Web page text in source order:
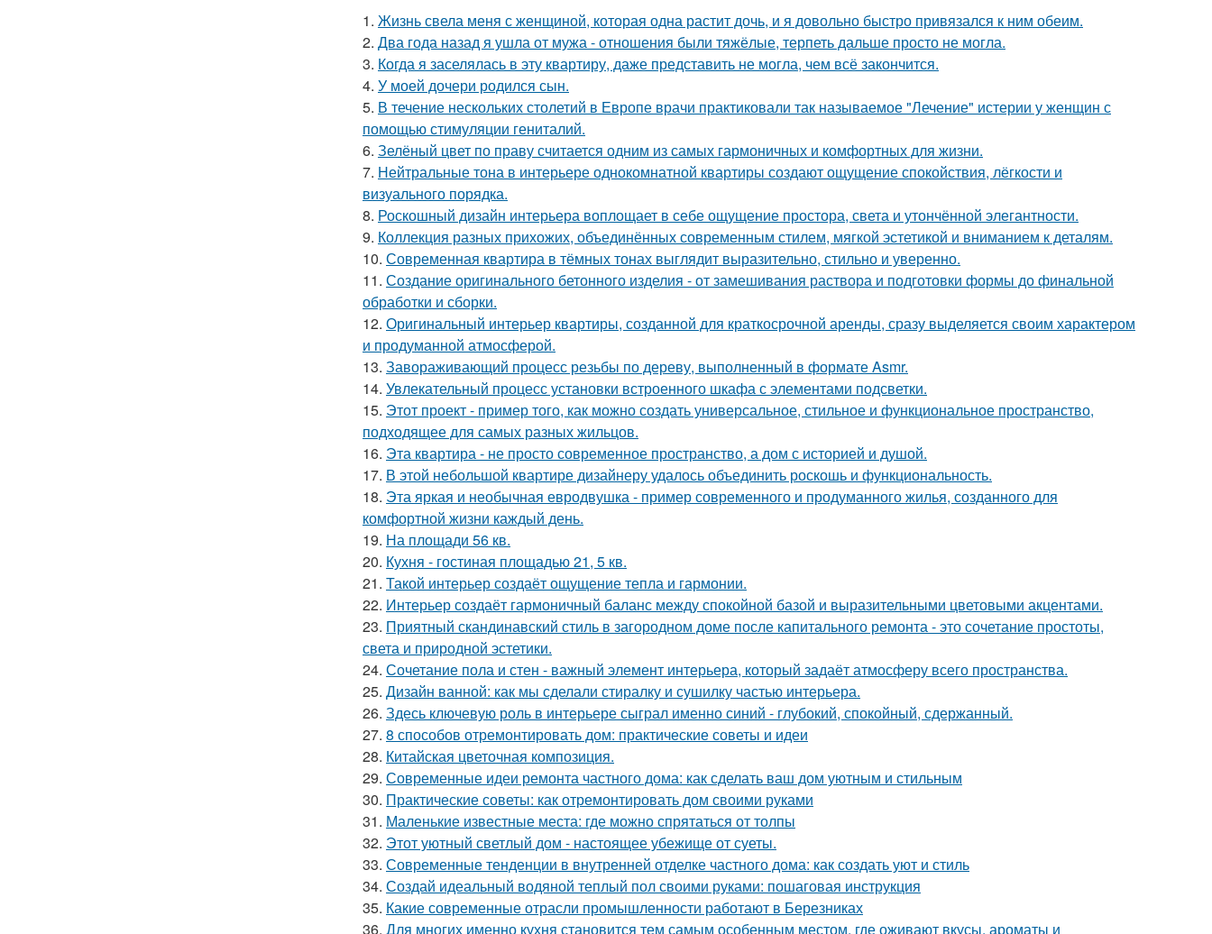
1. Жизнь свела меня с женщиной, которая одна растит дочь, и я довольно быстро привязался к ним обеим.
2. Два года назад я ушла от мужа - отношения были тяжёлые, терпеть дальше просто не могла.
3. Когда я заселялась в эту квартиру, даже представить не могла, чем всё закончится.
4. У моей дочери родился сын.
5. В течение нескольких столетий в Европе врачи практиковали так называемое "Лечение" истерии у женщин с
помощью стимуляции гениталий.
6. Зелёный цвет по праву считается одним из самых гармоничных и комфортных для жизни.
7. Нейтральные тона в интерьере однокомнатной квартиры создают ощущение спокойствия, лёгкости и
визуального порядка.
8. Роскошный дизайн интерьера воплощает в себе ощущение простора, света и утончённой элегантности.
9. Коллекция разных прихожих, объединённых современным стилем, мягкой эстетикой и вниманием к деталям.
10. Современная квартира в тёмных тонах выглядит выразительно, стильно и уверенно.
11. Создание оригинального бетонного изделия - от замешивания раствора и подготовки формы до финальной
обработки и сборки.
12. Оригинальный интерьер квартиры, созданной для краткосрочной аренды, сразу выделяется своим характером
и продуманной атмосферой.
13. Завораживающий процесс резьбы по дереву, выполненный в формате Asmr.
14. Увлекательный процесс установки встроенного шкафа с элементами подсветки.
15. Этот проект - пример того, как можно создать универсальное, стильное и функциональное пространство,
подходящее для самых разных жильцов.
16. Эта квартира - не просто современное пространство, а дом с историей и душой.
17. В этой небольшой квартире дизайнеру удалось объединить роскошь и функциональность.
18. Эта яркая и необычная евродвушка - пример современного и продуманного жилья, созданного для
комфортной жизни каждый день.
19. На площади 56 кв.
20. Кухня - гостиная площадью 21, 5 кв.
21. Такой интерьер создаёт ощущение тепла и гармонии.
22. Интерьер создаёт гармоничный баланс между спокойной базой и выразительными цветовыми акцентами.
23. Приятный скандинавский стиль в загородном доме после капитального ремонта - это сочетание простоты,
света и природной эстетики.
24. Сочетание пола и стен - важный элемент интерьера, который задаёт атмосферу всего пространства.
25. Дизайн ванной: как мы сделали стиралку и сушилку частью интерьера.
26. Здесь ключевую роль в интерьере сыграл именно синий - глубокий, спокойный, сдержанный.
27. 8 способов отремонтировать дом: практические советы и идеи
28. Китайская цветочная композиция.
29. Современные идеи ремонта частного дома: как сделать ваш дом уютным и стильным
30. Практические советы: как отремонтировать дом своими руками
31. Маленькие известные места: где можно спрятаться от толпы
32. Этот уютный светлый дом - настоящее убежище от суеты.
33. Современные тенденции в внутренней отделке частного дома: как создать уют и стиль
34. Создай идеальный водяной теплый пол своими руками: пошаговая инструкция
35. Какие современные отрасли промышленности работают в Березниках
36. Для многих именно кухня становится тем самым особенным местом, где оживают вкусы, ароматы и